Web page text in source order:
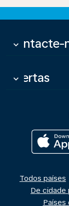
Contacte-
keyboard_arrow_down
Ofertas
keyboard_arrow_down
Todos países
De cidade
Países